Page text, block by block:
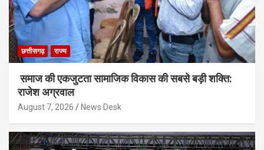
छत्तीसगढ़ राज्य
समाज की एकजुटता सामाजिक विकास की सबसे बड़ी शक्ति:
राजेश अग्रवाल
August 7, 2026 News Desk